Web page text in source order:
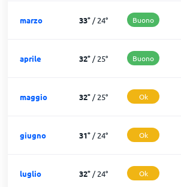
marzo 33°/24° Buono
aprile 32°/25° Buono
maggio 32°/25° Ok
giugno 31°/24° Ok
luglio 32°/24° Ok